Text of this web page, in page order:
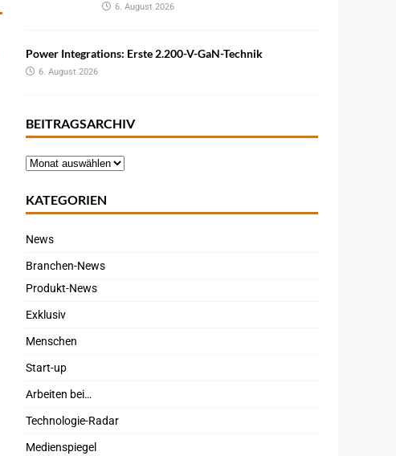
6. August 2026
Power Integrations: Erste 2.200-V-GaN-Technik
6. August 2026
BEITRAGSARCHIV
KATEGORIEN
News
Branchen-News
Produkt-News
Exklusiv
Menschen
Start-up
Arbeiten bei…
Technologie-Radar
Medienspiegel